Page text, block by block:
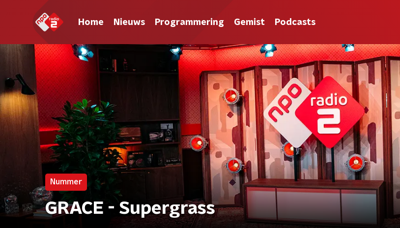
Home Nieuws Programmering Gemist Podcasts
Nummer
GRACE - Supergrass